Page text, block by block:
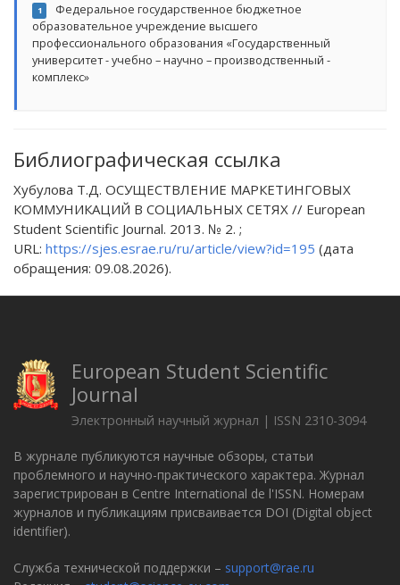
1
Федеральное государственное бюджетное
образовательное учреждение высшего
профессионального образования «Государственный
университет - учебно – научно – производственный -
комплекс»
Библиографическая ссылка
Хубулова Т.Д. ОСУЩЕСТВЛЕНИЕ МАРКЕТИНГОВЫХ
КОММУНИКАЦИЙ В СОЦИАЛЬНЫХ СЕТЯХ // European
Student Scientific Journal. 2013. № 2. ;
URL: https://sjes.esrae.ru/ru/article/view?id=195 (дата
обращения: 09.08.2026).
European Student Scientific
Journal
Электронный научный журнал | ISSN 2310-3094
В журнале публикуются научные обзоры, статьи
проблемного и научно-практического характера. Журнал
зарегистрирован в Centre International de l'ISSN. Номерам
журналов и публикациям присваивается DOI (Digital object
identifier).
Служба технической поддержки – support@rae.ru